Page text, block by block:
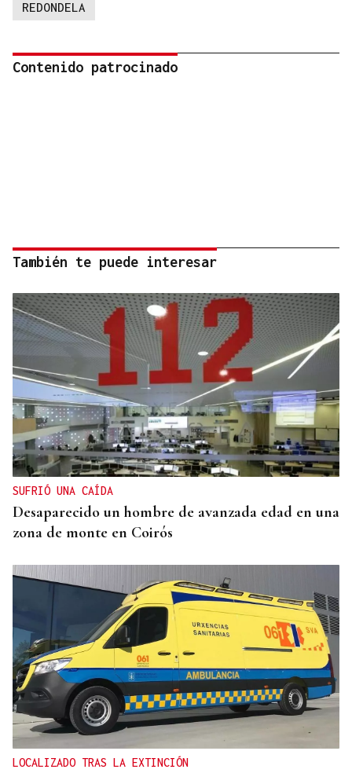
REDONDELA
Contenido patrocinado
También te puede interesar
SUFRIÓ UNA CAÍDA
Desaparecido un hombre de avanzada edad en una
zona de monte en Coirós
LOCALIZADO TRAS LA EXTINCIÓN